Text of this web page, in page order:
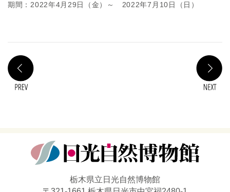
期間：2022年4月29日（金）～ 2022年7月10日（日）
栃木県立日光自然博物館